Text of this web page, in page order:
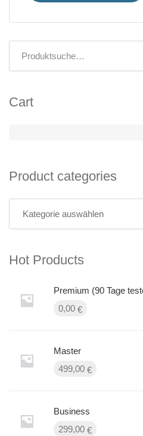
Cart
Product categories
Hot Products
Premium (90 Tage
0,00 €
Master
499,00 €
Business
299,00 €